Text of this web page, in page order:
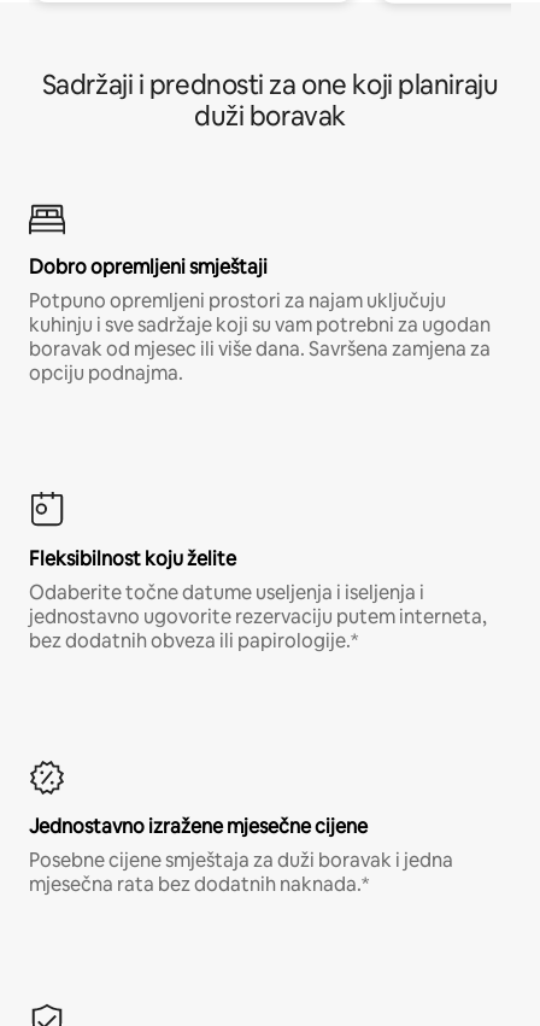
Sadržaji i prednosti za one koji planiraju
duži boravak
Dobro opremljeni smještaji
Potpuno opremljeni prostori za najam uključuju
kuhinju i sve sadržaje koji su vam potrebni za ugodan
boravak od mjesec ili više dana. Savršena zamjena za
opciju podnajma.
Fleksibilnost koju želite
Odaberite točne datume useljenja i iseljenja i
jednostavno ugovorite rezervaciju putem interneta,
bez dodatnih obveza ili papirologije.*
Jednostavno izražene mjesečne cijene
Posebne cijene smještaja za duži boravak i jedna
mjesečna rata bez dodatnih naknada.*